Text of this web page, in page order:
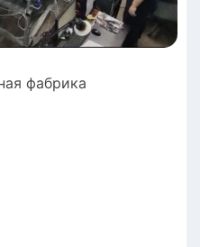
фабрика